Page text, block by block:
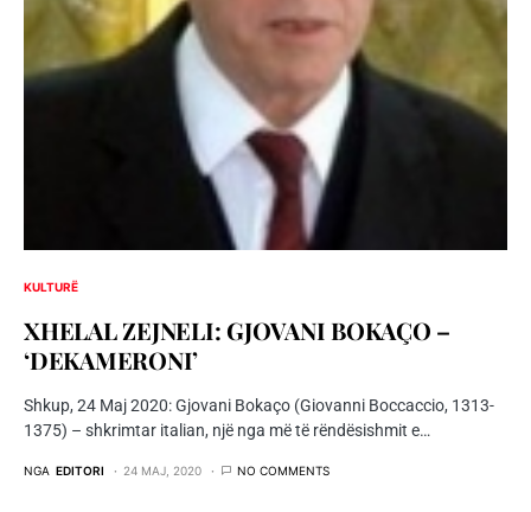
KULTURË
XHELAL ZEJNELI: GJOVANI BOKAÇO –
‘DEKAMERONI’
Shkup, 24 Maj 2020: Gjovani Bokaço (Giovanni Boccaccio, 1313-
1375) – shkrimtar italian, një nga më të rëndësishmit e…
NGA EDITORI 24 MAJ, 2020 NO COMMENTS